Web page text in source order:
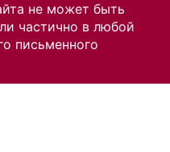
не может быть
частично в любой
письменного